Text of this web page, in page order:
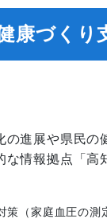
康づくり
の進展や県民の
な情報拠点「高
策（家庭血圧の測